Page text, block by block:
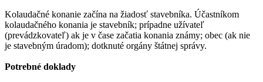
Kolaudačné konanie začína na žiadosť stavebníka. Účastníkom
kolaudačného konania je stavebník; prípadne užívateľ
(prevádzkovateľ) ak je v čase začatia konania známy; obec (ak nie
je stavebným úradom); dotknuté orgány štátnej správy.
Potrebné doklady